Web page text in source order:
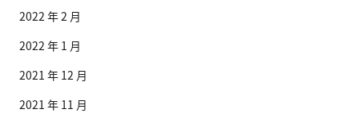
2022 年 2 月
2022 年 1 月
2021 年 12 月
2021 年 11 月